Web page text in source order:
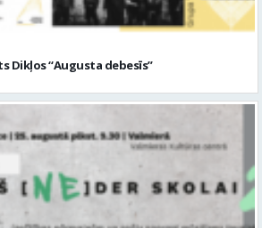
Dikļos “Augusta debesīs”